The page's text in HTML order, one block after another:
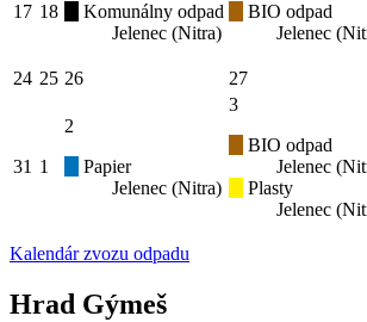
17 18
Komunálny odpad
Jelenec (Nitra)
BIO odpad
Jelenec
24 25 26 27
31 1
2
Papier
Jelenec (Nitra)
3
BIO odpad
Jelenec
Plasty
Jelenec
Kalendár zvozu odpadu
Hrad Gýmeš